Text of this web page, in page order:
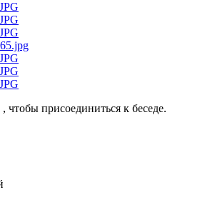
, чтобы присоединиться к беседе.